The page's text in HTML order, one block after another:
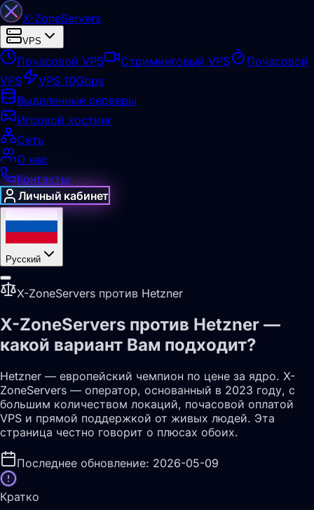
X-ZoneServers
VPS
Почасовой VPS Стриминговый VPS
Почасовой
VPS
VPS 10Gbps
Выделенные серверы
Игровой хостинг
Сеть
О нас
Контакты
Личный кабинет
Русский
X-ZoneServers против Hetzner
X-ZoneServers против Hetzner —
какой вариант Вам подходит?
Hetzner — европейский чемпион по цене за ядро. X-
ZoneServers — оператор, основанный в 2023 году, с
большим количеством локаций, почасовой оплатой
VPS и прямой поддержкой от живых людей. Эта
страница честно говорит о плюсах обоих.
Последнее обновление: 2026-05-09
Кратко